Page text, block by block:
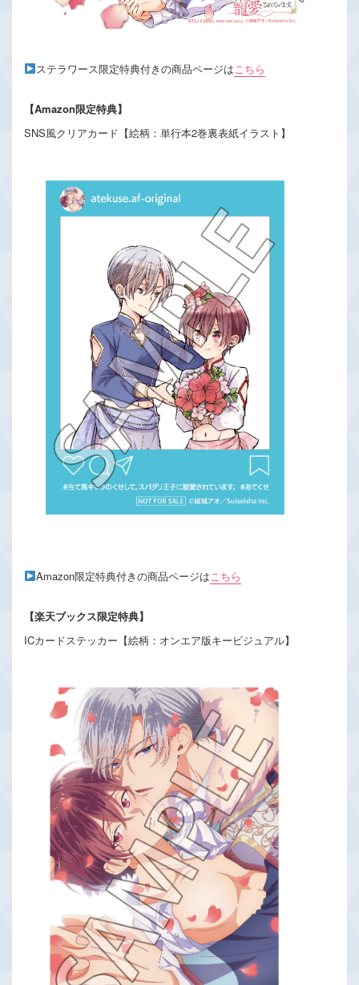
ステラワース限定特典付きの商品ページはこちら
【Amazon限定特典】
SNS風クリアカード【絵柄：単行本2巻裏表紙イラスト】
Amazon限定特典付きの商品ページは こちら
【楽天ブックス限定特典】
ICカードステッカー【絵柄：オンエア版キービジュアル】